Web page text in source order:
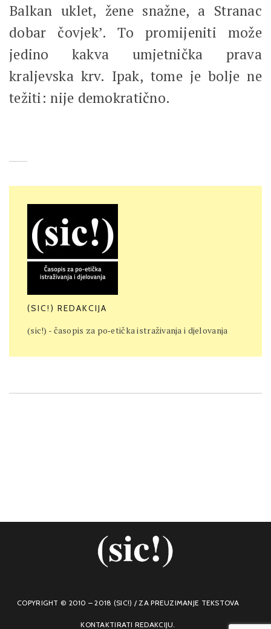
Balkan uklet, žene snažne, a Stranac
dobar čovjek’. To promijeniti može
jedino kakva umjetnička prava
kraljevska krv. Ipak, tome je bolje ne
težiti: nije demokratično.
(SIC!) REDAKCIJA
(sic!) - časopis za po‐etička istraživanja i djelovanja
COPYRIGHT © 2010 – 2018 (SIC!) / ZA PREUZIMANJE TEKSTOVA
KONTAKTIRATI REDAKCIJU.